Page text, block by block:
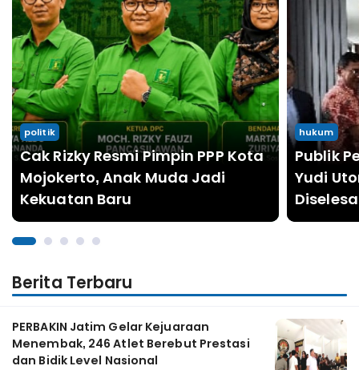
politik
Cak Rizky Resmi Pimpin PPP Kota
Mojokerto, Anak Muda Jadi
Kekuatan Baru
hukum
Publik
Yudi
Secara
Berita Terbaru
PERBAKIN Jatim Gelar Kejuaraan
Menembak, 246 Atlet Berebut Prestasi
dan Bidik Level Nasional